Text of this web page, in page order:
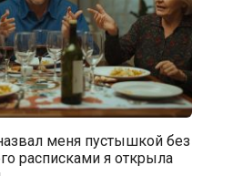
меня пустышкой без
расписками я открыла